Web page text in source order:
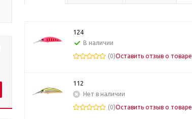
124
В наличии
(0)Оставить отзыв о товаре
112
Нет в наличии
(0)Оставить отзыв о товаре